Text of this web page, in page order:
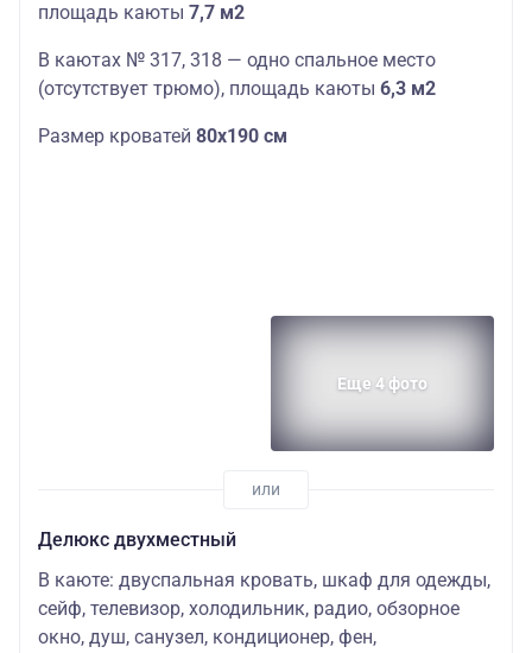
площадь каюты 7,7 м2
В каютах № 317, 318 — одно спальное место
(отсутствует трюмо), площадь каюты 6,3 м2
Размер кроватей 80х190 см
Еще 4 фото
Делюкс двухместный
В каюте: двуспальная кровать, шкаф для одежды,
сейф, телевизор, холодильник, радио, обзорное
окно, душ, санузел, кондиционер, фен,